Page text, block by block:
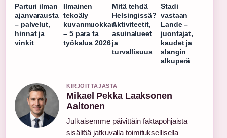
Parturi ilman
ajanvarausta
– palvelut,
hinnat ja
vinkit
Ilmainen
tekoäly
kuvanmuokkau
– 5 para ta
työkalua 2026
Mitä tehdä
Helsingissä?
Aktiviteetit,
asuinalueet
ja
turvallisuus
Stadi
vastaan
Lande –
juontajat,
kaudet ja
slangin
alkuperä
KIRJOITTAJASTA
Mikael Pekka Laaksonen
Aaltonen
Julkaisemme päivittäin faktapohjaista
sisältöä jatkuvalla toimituksellisella